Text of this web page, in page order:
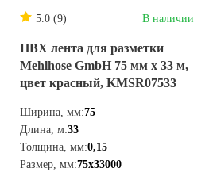
5.0 (9) В наличии
ПВХ лента для разметки
Mehlhose GmbH 75 мм х 33 м,
цвет красный, KMSR07533
Ширина, мм:75
Длина, м:33
Толщина, мм:0,15
Размер, мм:75х33000